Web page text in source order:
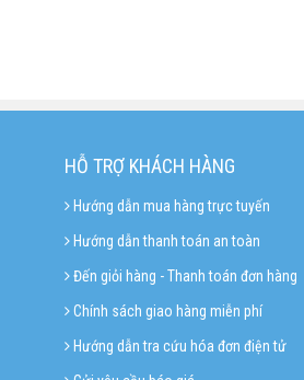
HỖ TRỢ KHÁCH HÀNG
Hướng dẫn mua hàng trực tuyến
Hướng dẫn thanh toán an toàn
Đến giỏi hàng - Thanh toán đơn hàng
Chính sách giao hàng miễn phí
Hướng dẫn tra cứu hóa đơn điện tử